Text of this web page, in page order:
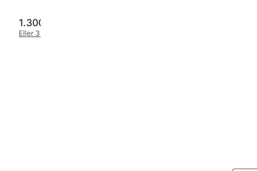
1.300 kr.
Eller 3 betalinger af 433 kr.